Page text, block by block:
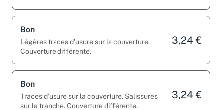
Bon
Légères traces d’usure sur la couverture.
Couverture différente.
3,24 €
Bon
Traces d’usure sur la couverture. Salissures
sur la tranche. Couverture différente.
3,24 €